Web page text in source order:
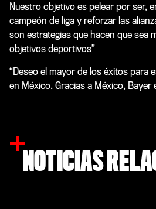
Nuestro objetivo es pelear por ser,
campeón de liga y reforzar las
son estrategias que hacen que sea
objetivos deportivos”
“Deseo el mayor de los éxitos para
en México. Gracias a México, Bayer
NOTICIAS